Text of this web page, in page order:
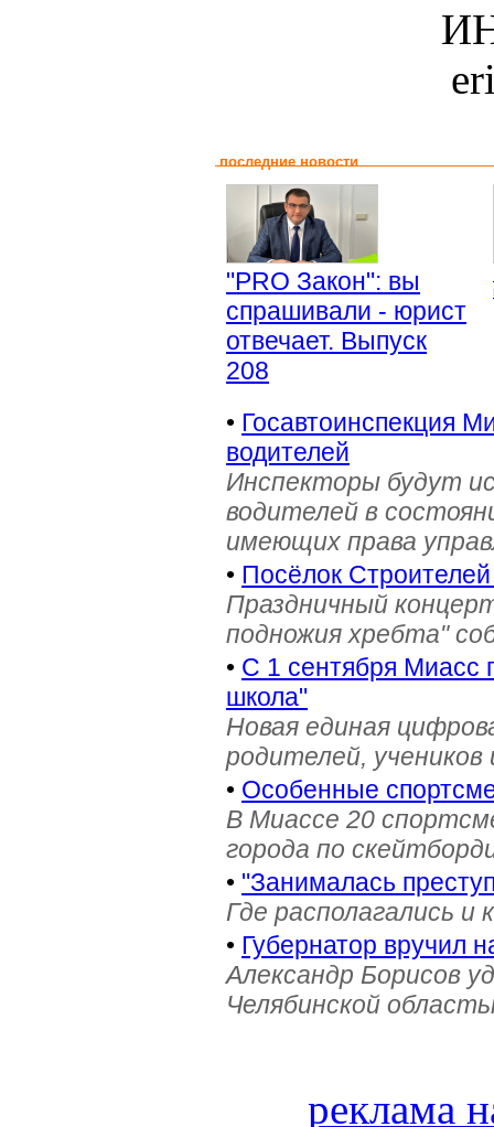
последние новости
"PRO Закон": вы
спрашивали - юрист
отвечает. Выпуск
208
• Госавтоинспекция
водителей
Инспекторы будут
водителей в
имеющих права
• Посёлок
Праздничный
подножия хребта"
• С 1 сентября Миасс
школа"
Новая единая
родителей, учеников
• Особенные
В Миассе 20
города по
• "Занималась
Где располагались и
• Губернатор вручил
Александр Борисов
Челябинской
реклама